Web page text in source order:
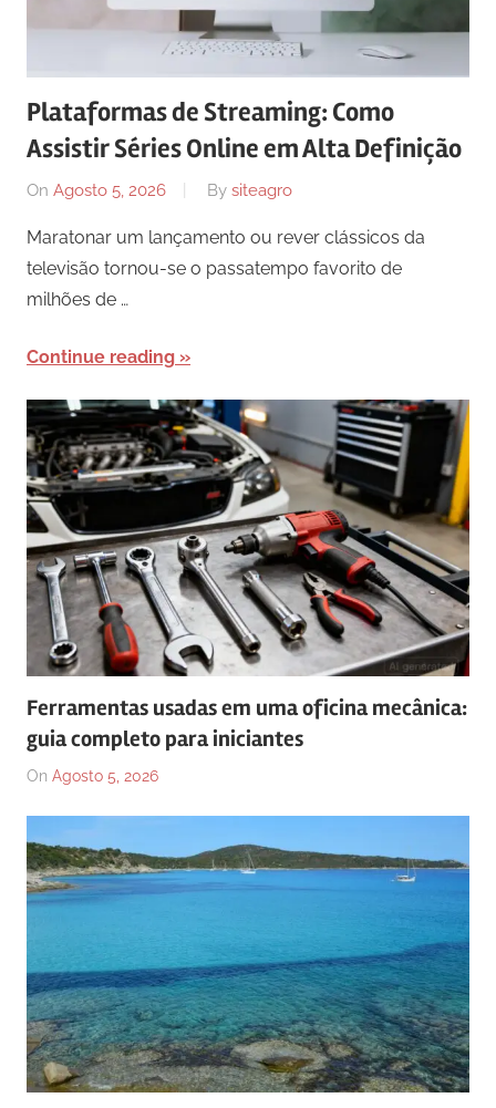
Plataformas de Streaming: Como
Assistir Séries Online em Alta Definição
On Agosto 5, 2026 By siteagro
Maratonar um lançamento ou rever clássicos da
televisão tornou-se o passatempo favorito de
milhões de …
Continue reading
Ferramentas usadas em uma oficina mecânica:
guia completo para iniciantes
On Agosto 5, 2026